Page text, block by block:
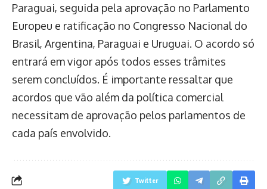
Paraguai, seguida pela aprovação no Parlamento
Europeu e ratificação no Congresso Nacional do
Brasil, Argentina, Paraguai e Uruguai. O acordo só
entrará em vigor após todos esses trâmites
serem concluídos. É importante ressaltar que
acordos que vão além da política comercial
necessitam de aprovação pelos parlamentos de
cada país envolvido.
Twitter